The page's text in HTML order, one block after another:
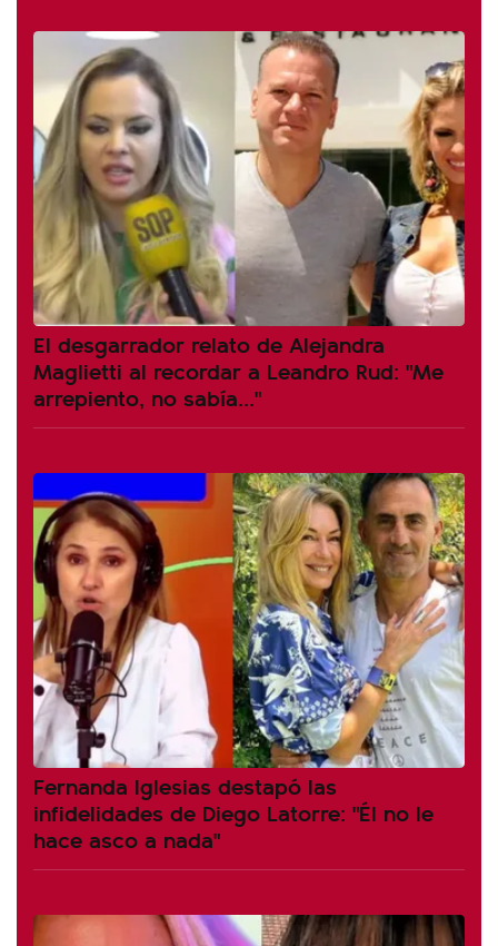
El desgarrador relato de Alejandra
Maglietti al recordar a Leandro Rud: "Me
arrepiento, no sabía..."
Fernanda Iglesias destapó las
infidelidades de Diego Latorre: "Él no le
hace asco a nada"